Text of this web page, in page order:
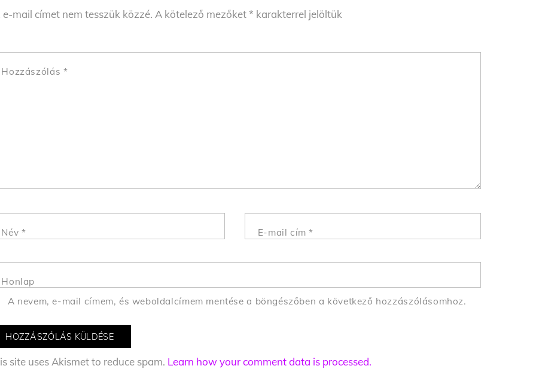
e-mail címet nem tesszük közzé. A kötelező mezőket* karakterrel jelöltük
Hozzászólás *
Név * E-mail cím*
Honlap
A nevem, e-mail címem, és weboldalcímem mentése a böngészőben a következő hozzászólásomhoz.
site uses Akismet to reduce spam. Learn how your comment data is processed.